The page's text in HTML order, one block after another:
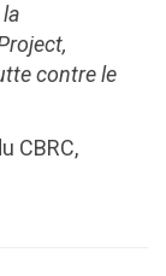
contre le
CBRC,